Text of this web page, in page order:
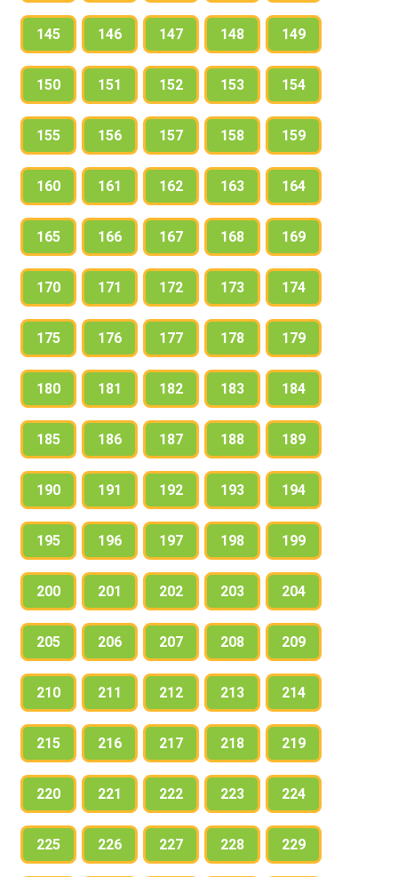
145 146 147 148 149
150 151 152 153 154
155 156 157 158 159
160 161 162 163 164
165 166 167 168 169
170 171 172 173 174
175 176 177 178 179
180 181 182 183 184
185 186 187 188 189
190 191 192 193 194
195 196 197 198 199
200 201 202 203 204
205 206 207 208 209
210 211 212 213 214
215 216 217 218 219
220 221 222 223 224
225 226 227 228 229